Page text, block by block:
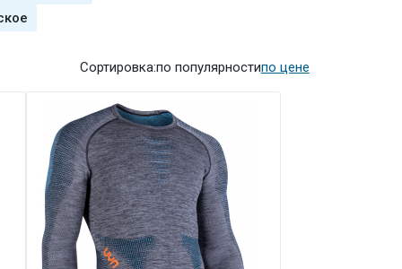
Сортировка:по популярностипо цене